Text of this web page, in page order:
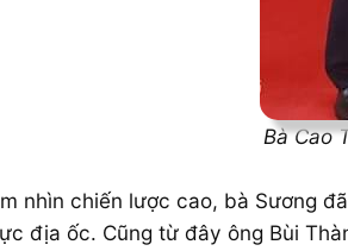
Bà Cao
nhìn chiến lược cao, bà Sương
địa ốc. Cũng từ đây ông Bùi